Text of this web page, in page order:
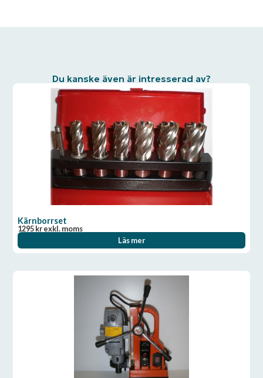
Du kanske även är intresserad av?
Kärnborrset
1295krexkl. moms
Läs mer